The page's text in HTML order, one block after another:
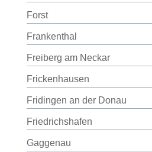
Forst
Frankenthal
Freiberg am Neckar
Frickenhausen
Fridingen an der Donau
Friedrichshafen
Gaggenau